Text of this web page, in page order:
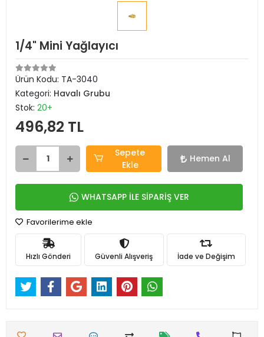
1/4" Mini Yağlayıcı
Ürün Kodu: TA-3040
Kategori: Havalı Grubu
Stok: 20+
496,82 TL
Sepete
Ekle
Hemen Al
WHATSAPP İLE SİPARİŞ VER
Favorilerime ekle
Hızlı Gönderi Güvenli Alışveriş İade ve Değişim